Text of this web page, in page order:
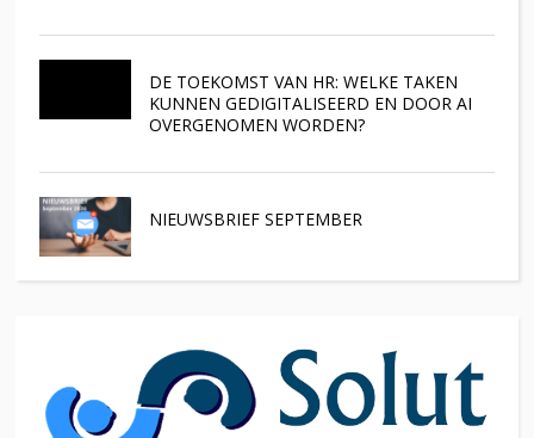
DE TOEKOMST VAN HR: WELKE TAKEN
KUNNEN GEDIGITALISEERD EN DOOR AI
OVERGENOMEN WORDEN?
NIEUWSBRIEF SEPTEMBER